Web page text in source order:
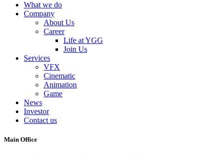
What we do
Company
About Us
Career
Life at YGG
Join Us
Services
VFX
Cinematic
Animation
Game
News
Investor
Contact us
Main Office